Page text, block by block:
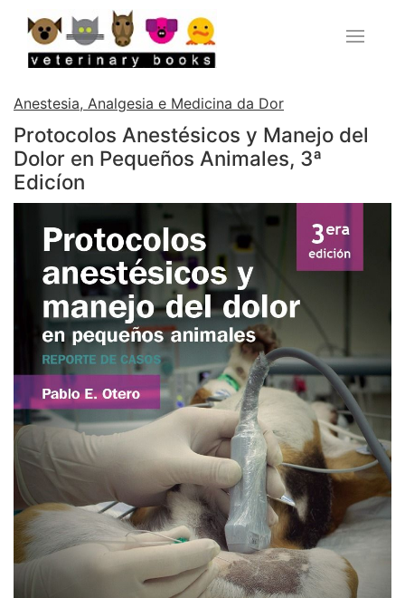
Anestesia, Analgesia e Medicina da Dor
Protocolos Anestésicos y Manejo del
Dolor en Pequeños Animales, 3ª
Edicíon